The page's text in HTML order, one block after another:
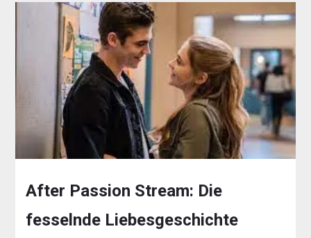
After Passion Stream: Die
fesselnde Liebesgeschichte